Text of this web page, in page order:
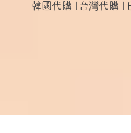
韓國代購 |台灣代購 |